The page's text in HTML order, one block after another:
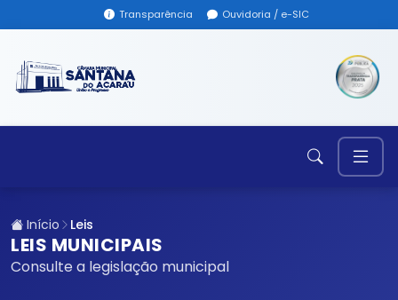
Transparência Ouvidoria / e-SIC
Início Leis
LEIS MUNICIPAIS
Consulte a legislação municipal